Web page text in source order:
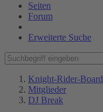
Seiten
Forum
Erweiterte Suche
Knight-Rider-Board
Mitglieder
DJ Break